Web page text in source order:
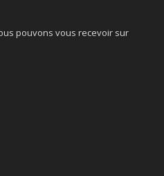
pouvons vous recevoir sur